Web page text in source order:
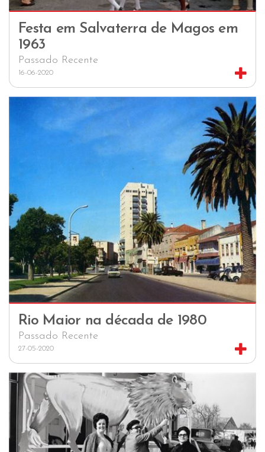
Festa em Salvaterra de Magos em
1963
Passado Recente
16-06-2020
Rio Maior na década de 1980
Passado Recente
27-05-2020